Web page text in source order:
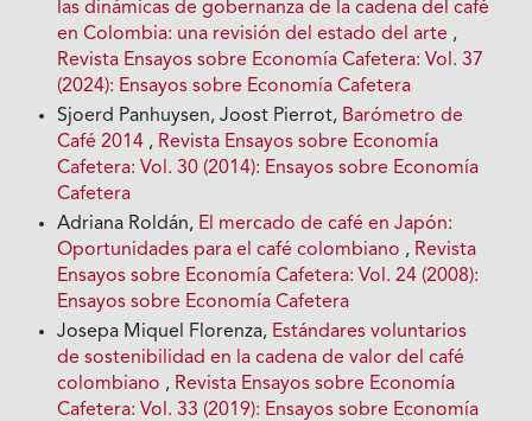
las dinámicas de gobernanza de la cadena del café
en Colombia: una revisión del estado del arte ,
Revista Ensayos sobre Economía Cafetera: Vol. 37
(2024): Ensayos sobre Economía Cafetera
Sjoerd Panhuysen, Joost Pierrot, Barómetro de
Café 2014 , Revista Ensayos sobre Economía
Cafetera: Vol. 30 (2014): Ensayos sobre Economía
Cafetera
Adriana Roldán, El mercado de café en Japón:
Oportunidades para el café colombiano , Revista
Ensayos sobre Economía Cafetera: Vol. 24 (2008):
Ensayos sobre Economía Cafetera
Josepa Miquel Florenza, Estándares voluntarios
de sostenibilidad en la cadena de valor del café
colombiano , Revista Ensayos sobre Economía
Cafetera: Vol. 33 (2019): Ensayos sobre Economía